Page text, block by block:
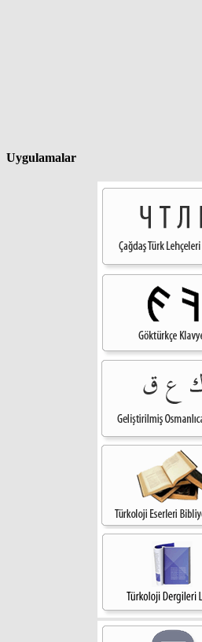
Uygulamalar